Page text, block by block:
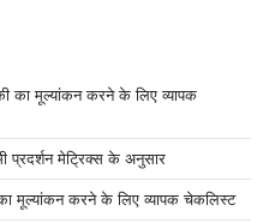
का मूल्यांकन करने के लिए व्यापक
प्रदर्शन मेट्रिक्स के अनुसार
मूल्यांकन करने के लिए व्यापक चेकलिस्ट